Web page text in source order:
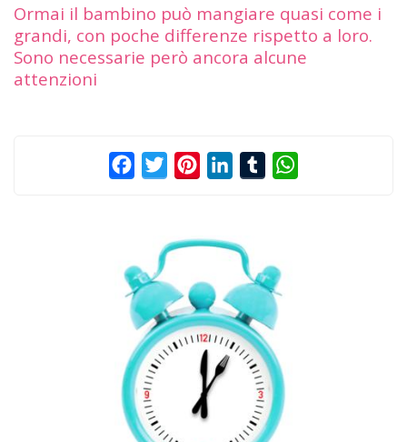
Ormai il bambino può mangiare quasi come i
grandi, con poche differenze rispetto a loro.
Sono necessarie però ancora alcune
attenzioni
FacebookTwitterPinterestLinkedInTumblr